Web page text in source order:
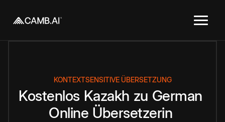
KONTEXTSENSITIVE ÜBERSETZUNG
Kostenlos Kazakh zu German
Online Übersetzerin